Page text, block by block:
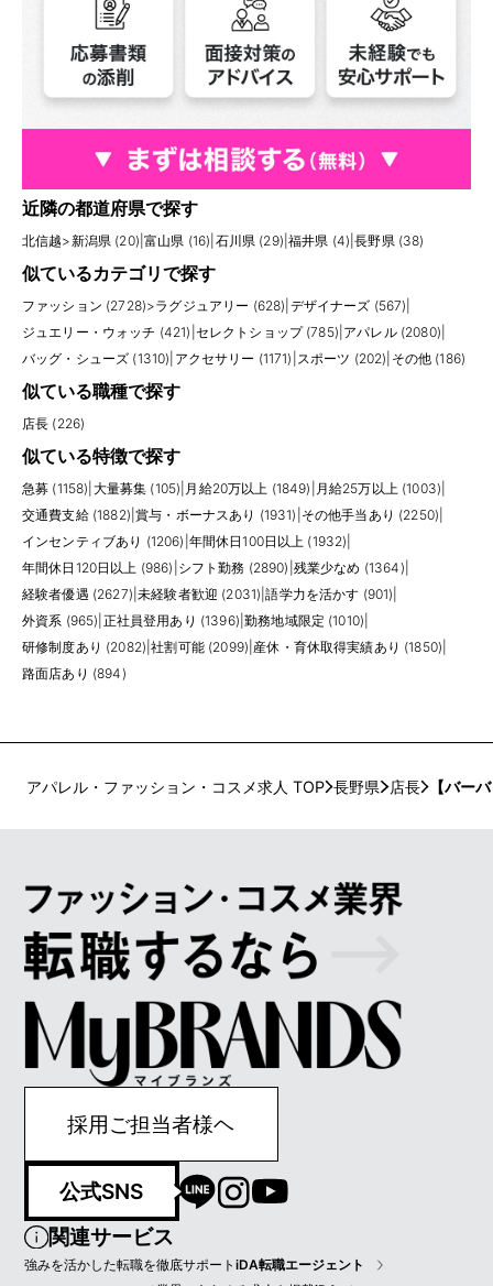
近隣の都道府県で探す
北信越>新潟県 (20) |富山県 (16) 石川県 (29) |福井県 (4) |長野県 (38)
似ているカテゴリで探す
ファッション (2728)>ラグジュアリー (628) デザイナーズ (567)
ジュエリー・ウォッチ (421) セレクトショップ (785) アパレル (2080)
バッグ・シューズ (1310) アクセサリー (1171) スポーツ (202) その他 (186)
似ている職種で探す
店長 (226)
似ている特徴で探す
急募 (1158) 大量募集 (105) 月給20万以上 (1849) 月給25万以上 (1003)
交通費支給 (1882) |賞与・ボーナスあり (1931) その他手当あり (2250)
インセンティブあり (1206) 年間休日100日以上 (1932)
年間休日120日以上 (986) シフト勤務 (2890) 残業少なめ (1364)
経験者優遇 (2627) |未経験者歓迎 (2031) |語学力を活かす (901)
外資系 (965) 正社員登用あり (1396) |勤務地域限定 (1010)
研修制度あり (2082) |社割可能 (2099) 産休・育休取得実績あり (1850)
路面店あり (894)
アパレル・ファッション・コスメ求人 TOP 長野県 店長 【バー
採用ご担当者様ヘ
公式SNS
関連サービス
強みを活かした転職を徹底サポートiDA転職エージェント